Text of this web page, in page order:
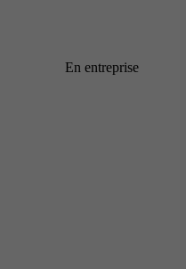
En entreprise